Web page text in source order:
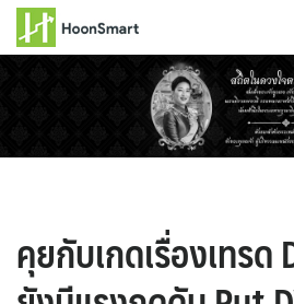
คุยกับเกดเรื่องเทรด